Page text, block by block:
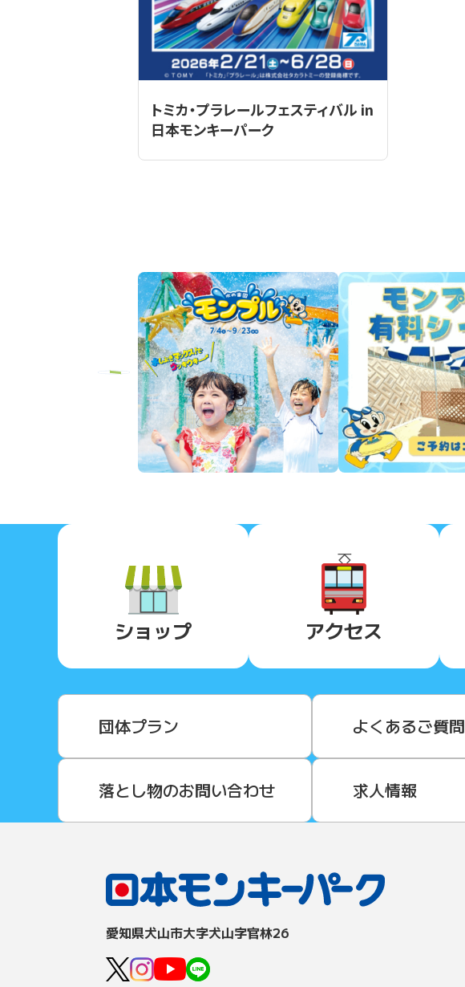
トミカ・プラレールフェスティバル in
日本モンキーパーク
Previous
ショップ アクセス
団体プラン よくあるご質問
落とし物のお問い合わせ 求人情報
愛知県⽝⼭市⼤字⽝⼭字官林26